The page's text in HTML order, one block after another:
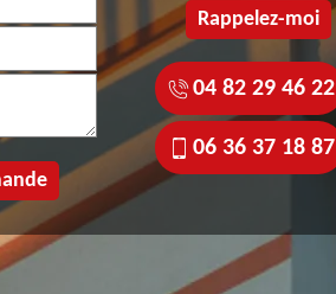
04 82 29 46 22
06 36 37 18 87